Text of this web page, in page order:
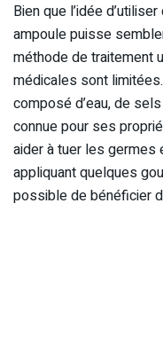
Bien que l’idée
ampoule puisse
méthode de traitement
médicales sont
composé d’eau, de
connue pour ses
aider à tuer les germes
appliquant quelques
possible de bénéficier